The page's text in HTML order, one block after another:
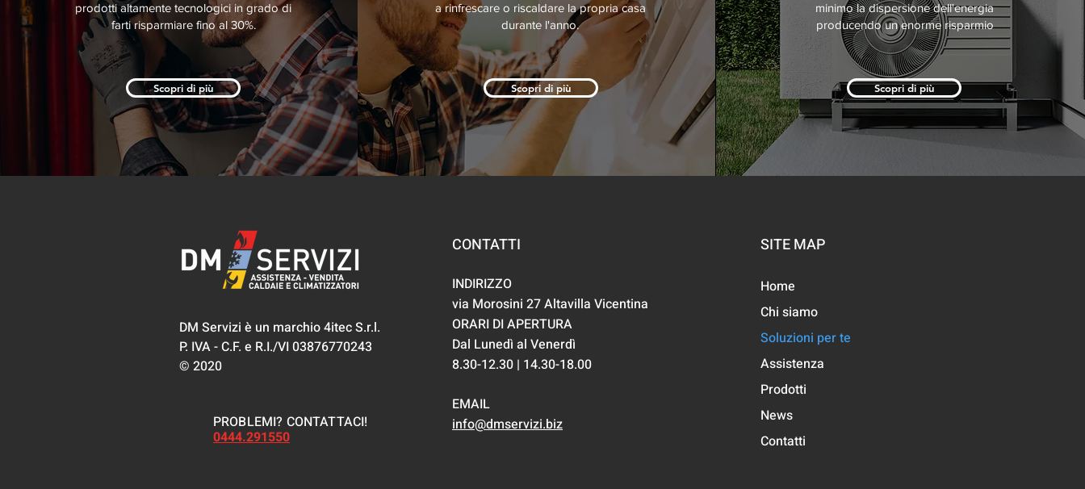
prodotti altamente tecnologici in grado di
farti risparmiare fino al 30%.
Scopri di più
a rinfrescare o riscaldare la propria casa
durante l'anno.
Scopri di più
minimo la dispersione dell'energia
producendo un enorme risparmio
Scopri di più
DM Servizi è un marchio 4itec S.r.l.
P. IVA - C.F. e R.I./VI 03876770243
© 2020
PROBLEMI? CONTATTACI!
0444.291550
CONTATTI
INDIRIZZO
via Morosini 27 Altavilla Vicentina
ORARI DI APERTURA
Dal Lunedì al Venerdì
8.30-12.30 | 14.30-18.00
EMAIL
info@dmservizi.biz
SITE MAP
Home
Chi siamo
Soluzioni per te
Assistenza
Prodotti
News
Contatti